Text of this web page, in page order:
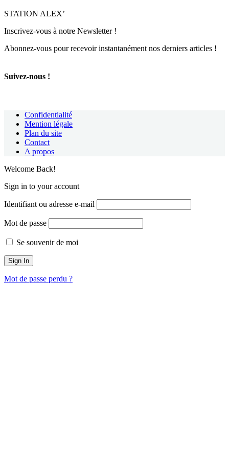
STATION ALEX’
Inscrivez-vous à notre Newsletter !
Abonnez-vous pour recevoir instantanément nos derniers articles !
Suivez-nous !
Confidentialité
Mention légale
Plan du site
Contact
A propos
Welcome Back!
Sign in to your account
Identifiant ou adresse e-mail
Mot de passe
Se souvenir de moi
Mot de passe perdu ?